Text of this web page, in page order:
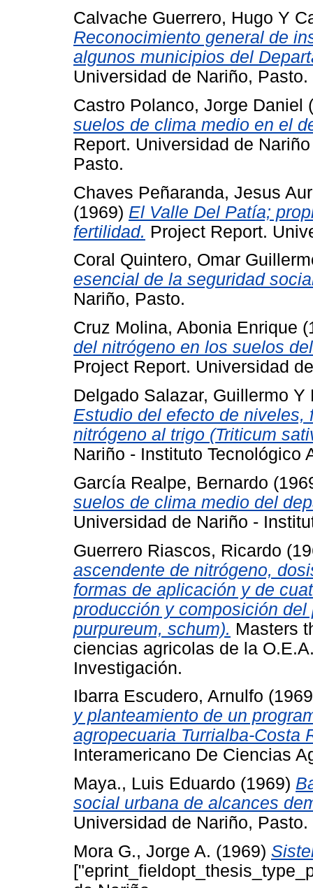
Calvache Guerrero, Hugo Y
Reconocimiento general de
algunos municipios del
Universidad de Nariño, Pasto.
Castro Polanco, Jorge Daniel
suelos de clima medio en el
Report. Universidad de
Pasto.
Chaves Peñaranda, Jesus
(1969) El Valle Del Patía;
fertilidad. Project Report.
Coral Quintero, Omar
esencial de la seguridad
Nariño, Pasto.
Cruz Molina, Abonia Enrique
del nitrógeno en los suelos
Project Report. Universidad
Delgado Salazar, Guillermo Y
Estudio del efecto de
nitrógeno al trigo (Triticum
Nariño - Instituto Tecnológico
García Realpe, Bernardo
suelos de clima medio del
Universidad de Nariño -
Guerrero Riascos, Ricardo
ascendente de nitrógeno,
formas de aplicación y de
producción y composición
purpureum, schum). Masters
ciencias agricolas de la
Investigación.
Ibarra Escudero, Arnulfo
y planteamiento de un
agropecuaria Turrialba-Costa
Interamericano De Ciencias
Maya., Luis Eduardo (1969)
social urbana de alcances
Universidad de Nariño, Pasto.
Mora G., Jorge A. (1969)